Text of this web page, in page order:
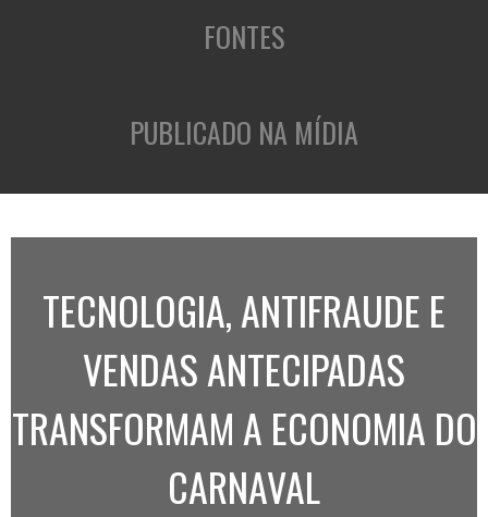
FONTES
PUBLICADO NA MÍDIA
TECNOLOGIA, ANTIFRAUDE E
VENDAS ANTECIPADAS
TRANSFORMAM A ECONOMIA DO
CARNAVAL